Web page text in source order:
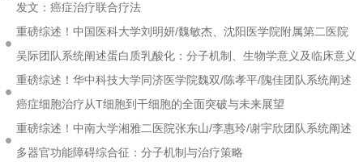
发文：癌症治疗联合疗法
重磅综述！中国医科大学刘明妍/魏敏杰、沈阳医学院附属第二医院
吴际团队系统阐述蛋白质乳酸化：分子机制、生物学意义及临床意义
重磅综述！华中科技大学同济医学院魏双/陈孝平/隗佳团队系统阐述
癌症细胞治疗从T细胞到干细胞的全面突破与未来展望
重磅综述！中南大学湘雅二医院张东山/李惠玲/谢宇欣团队系统阐述
多器官功能障碍综合征：分子机制与治疗策略